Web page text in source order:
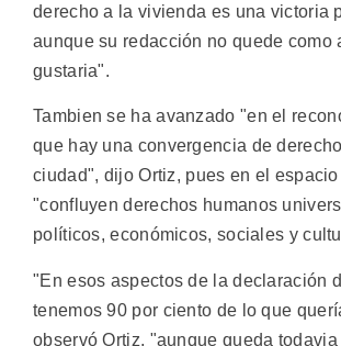
derecho a la vivienda es una victoria
aunque su redacción no quede como
gustaria".
Tambien se ha avanzado "en el
que hay una convergencia de
ciudad", dijo Ortiz, pues en el
"confluyen derechos humanos
políticos, económicos, sociales y
"En esos aspectos de la declaración
tenemos 90 por ciento de lo que
observó Ortiz, "aunque queda